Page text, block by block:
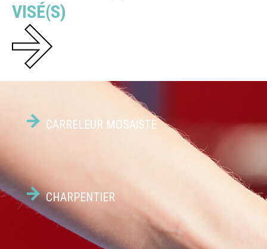
VISÉ(S)
CARRELEUR MOSAÏSTE
CHARPENTIER